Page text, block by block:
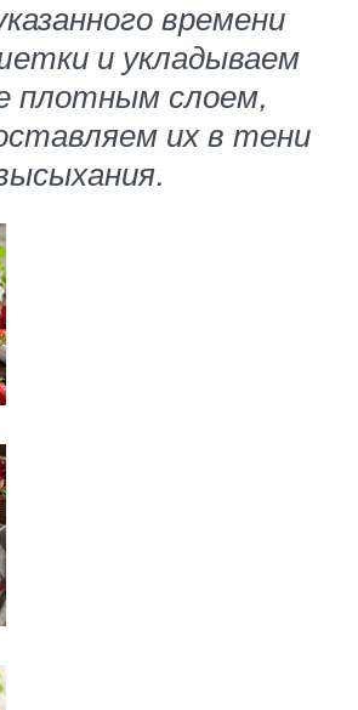
времени
и укладываем
плотным слоем,
их в тени